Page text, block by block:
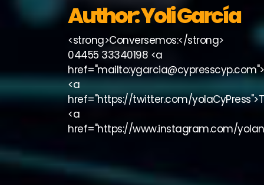
Author: Yoli García
<strong>Conversemos:</strong>
04455 33340198 <a
<a
href="https://twitter.com/
<a
href="https://www.instagram.com/